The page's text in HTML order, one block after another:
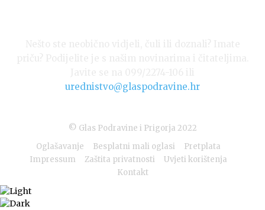
urednistvo@glaspodravine.hr
© Glas Podravine i Prigorja 2022
Oglašavanje
Besplatni mali oglasi
Pretplata
Impressum
Zaštita privatnosti
Uvjeti korištenja
Kontakt